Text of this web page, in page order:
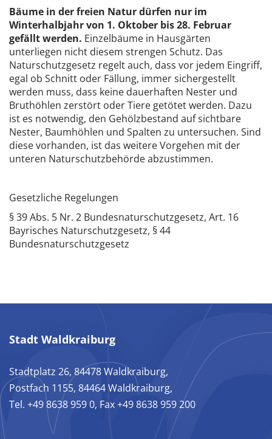
Bäume in der freien Natur dürfen nur im
Winterhalbjahr von 1. Oktober bis 28. Februar
gefällt werden. Einzelbäume in Hausgärten
unterliegen nicht diesem strengen Schutz. Das
Naturschutzgesetz regelt auch, dass vor jedem Eingriff,
egal ob Schnitt oder Fällung, immer sichergestellt
werden muss, dass keine dauerhaften Nester und
Bruthöhlen zerstört oder Tiere getötet werden. Dazu
ist es notwendig, den Gehölzbestand auf sichtbare
Nester, Baumhöhlen und Spalten zu untersuchen. Sind
diese vorhanden, ist das weitere Vorgehen mit der
unteren Naturschutzbehörde abzustimmen.
Gesetzliche Regelungen
§ 39 Abs. 5 Nr. 2 Bundesnaturschutzgesetz, Art. 16
Bayrisches Naturschutzgesetz, § 44
Bundesnaturschutzgesetz
Stadt Waldkraiburg
Stadtplatz 26, 84478 Waldkraiburg,
Postfach 1155, 84464 Waldkraiburg,
Tel. +49 8638 959 0, Fax +49 8638 959 200